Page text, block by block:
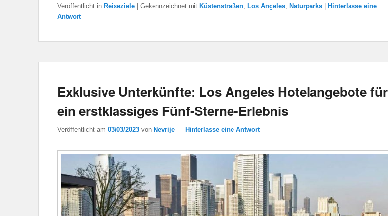
Veröffentlicht in Reiseziele Gekennzeichnet mit Küstenstraßen Los Angeles Naturparks
Hinterlasse eine
Antwort
Exklusive Unterkünfte: Los Angeles Hotelangebote für
ein erstklassiges Fünf-Sterne-Erlebnis
Veröffentlicht am 03/03/2023 von Nevrije — Hinterlasse eine Antwort